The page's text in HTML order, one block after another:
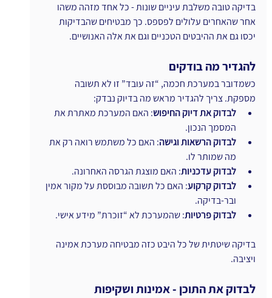
בדיקה טובה משלבת עיניים שונות - כל אחד מזהה משהו
אחר שהאחרים עלולים לפספס. כך מבטיחים שהבדיקות
יכסו גם את ההיבטים הטכניים וגם את אלה האנושיים.
להגדיר מה בודקים
כשמדובר במערכת חכמה, “זה עובד” זו לא תשובה
מספקת. צריך להגדיר מראש מה בדיוק נבדק:
לבדוק את דיוק החיפוש: האם המערכת מאתרת את
המסמך הנכון.
לבדוק הרשאות וגישה: האם כל משתמש רואה רק את
מה שמותר לו.
לבדוק עדכניות: האם מוצגת הגרסה האחרונה.
לבדוק קרקוע: האם כל תשובה מבוססת על מקור אמין
ובר-בדיקה.
לבדוק פרטיות: שהמערכת לא “זוכרת” מידע אישי.
בדיקה שיטתית של כל היבט כזה מבטיחה מערכת אמינה
ויציבה.
לבדוק את התוכן - אמינות ושקיפות